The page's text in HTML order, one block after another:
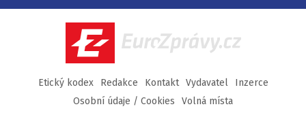
Facebook
TwitterInstagram
YouTube
EuroZprávy.cz
Etický kodex Redakce Kontakt Vydavatel
Inzerce
Osobní údaje / Cookies
Volná místa